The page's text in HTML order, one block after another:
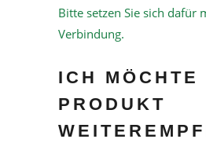
Bitte setzen Sie sich dafür
Verbindung.
ICH MÖCHTE
PRODUKT